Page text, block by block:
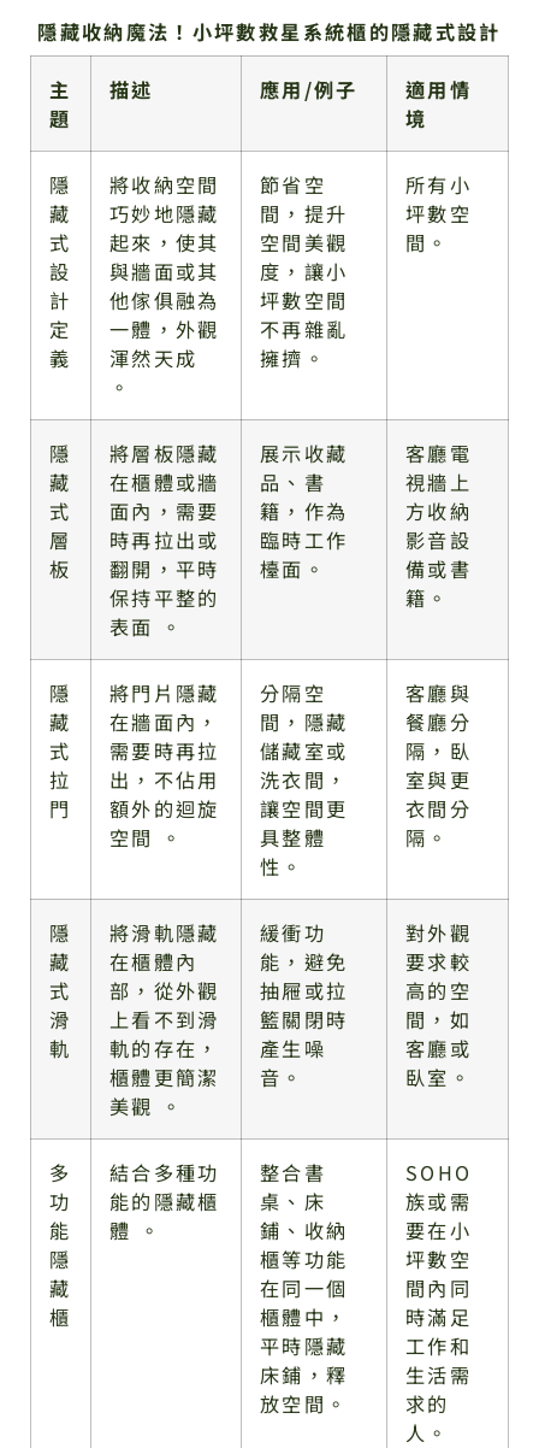
隱藏收納魔法！小坪數救星系統櫃的隱藏式設計
主
題
描述 應用/例子
適用情
境
隱
藏
式
設
計
定
義
將收納空間
巧妙地隱藏
起來，使其
與牆面或其
他傢俱融為
一體，外觀
渾然天成
。
節省空
間，提升
空間美觀
度，讓小
坪數空間
不再雜亂
擁擠。
所有小
坪數空
間。
隱
藏
式
層
板
將層板隱藏
在櫃體或牆
面內，需要
時再拉出或
翻開，平時
保持平整的
表面 。
展示收藏
品、書
籍，作為
臨時工作
檯面。
客廳電
視牆上
方收納
影音設
備或書
籍。
隱
藏
式
拉
門
將門片隱藏
在牆面內，
需要時再拉
出，不佔用
額外的迴旋
空間 。
分隔空
間，隱藏
儲藏室或
洗衣間，
讓空間更
具整體
性。
客廳與
餐廳分
隔，臥
室與更
衣間分
隔。
隱
藏
式
滑
軌
將滑軌隱藏
在櫃體內
部，從外觀
上看不到滑
軌的存在，
櫃體更簡潔
美觀 。
緩衝功
能，避免
抽屜或拉
籃關閉時
產生噪
音。
對外觀
要求較
高的空
間，如
客廳或
臥室。
多
功
能
隱
藏
櫃
結合多種功
能的隱藏櫃
體 。
整合書
桌、床
鋪、收納
櫃等功能
在同一個
櫃體中，
平時隱藏
床鋪，釋
放空間。
SOHO
族或需
要在小
坪數空
間內同
時滿足
工作和
生活需
求的
人。